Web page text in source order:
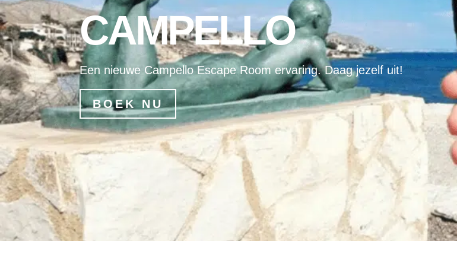
CAMPELLO
Een nieuwe Campello Escape Room ervaring. Daag jezelf uit!
BOEK NU